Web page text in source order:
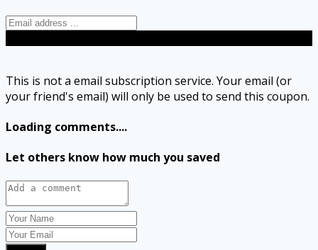
This is not a email subscription service. Your email (or
your friend's email) will only be used to send this coupon.
Loading comments....
Let others know how much you saved